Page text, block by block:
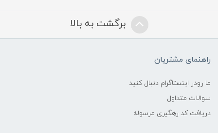
برگشت به بالا
راهنمای مشتریان
ما رودر اینستاگرام دنبال کنید
سوالات متداول
دریافت کد رهگیری مرسوله